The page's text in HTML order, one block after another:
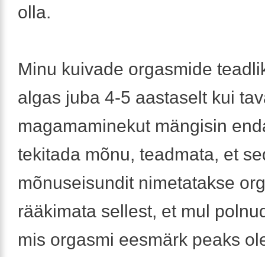
olla.
Minu kuivade orgasmide
algas juba 4-5 aastaselt kui
magamaminekut mängisin
tekitada mõnu, teadmata, et
mõnuseisundit nimetatakse
rääkimata sellest, et mul
mis orgasmi eesmärk peaks